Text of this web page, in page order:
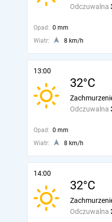
Odczuwalna
Opad: 0 mm
Wiatr:
8 km/h
13:00
32°C
Odczuwalna
Opad: 0 mm
Wiatr:
8 km/h
14:00
32°C
Odczuwalna